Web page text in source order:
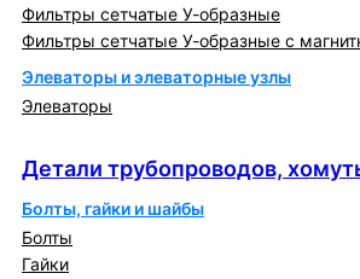
Фильтры сетчатые У-образные
Фильтры сетчатые У-образные с
Элеваторы и элеваторные узлы
Элеваторы
Детали трубопроводов,
Болты, гайки и шайбы
Болты
Гайки